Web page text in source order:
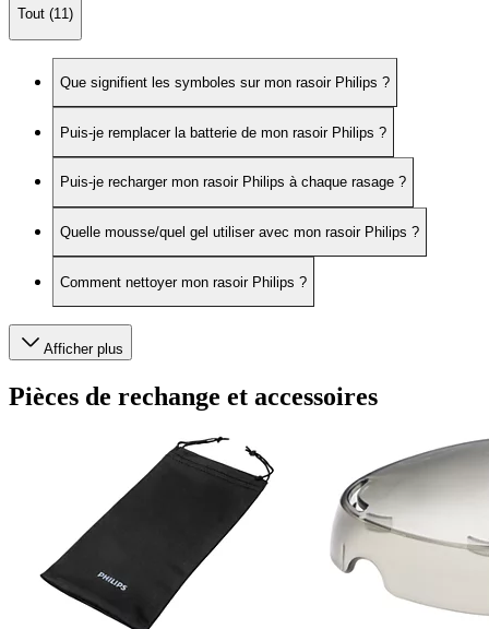
Tout (11)
Que signifient les symboles sur mon rasoir Philips ?
Puis-je remplacer la batterie de mon rasoir Philips ?
Puis-je recharger mon rasoir Philips à chaque rasage ?
Quelle mousse/quel gel utiliser avec mon rasoir Philips ?
Comment nettoyer mon rasoir Philips ?
Afficher plus
Pièces de rechange et accessoires